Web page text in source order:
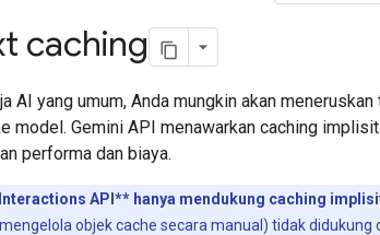
caching
AI yang umum, Anda mungkin akan
model. Gemini API menawarkan caching
performa dan biaya.
API** hanya mendukung caching
objek cache secara manual) tidak didukung